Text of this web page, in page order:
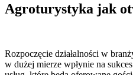
Agroturystyka jak
Rozpoczęcie działalności w
w dużej mierze wpłynie na